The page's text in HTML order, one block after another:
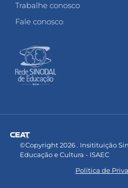
Trabalhe conosco
Fale conosco
©Copyright 2026 . Insitituição
Educação e Cultura - ISAEC
Política de